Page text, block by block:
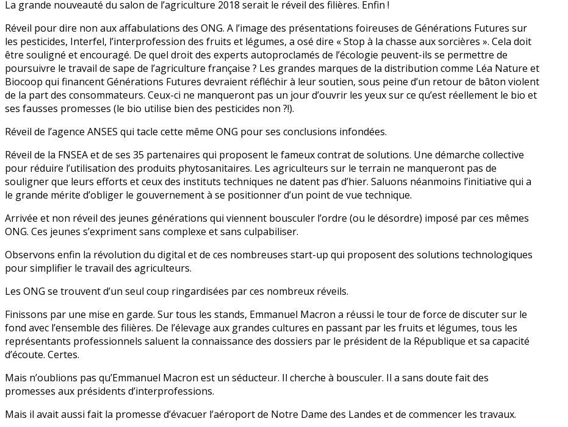
l’agriculture
2018 :
le
grand
réveil ?!
La grande nouveauté du salon de l’agriculture 2018 serait le réveil des filières. Enfin !
Réveil pour dire non aux affabulations des ONG. A l’image des présentations foireuses de Générations Futures sur
les pesticides, Interfel, l’interprofession des fruits et légumes, a osé dire « Stop à la chasse aux sorcières ». Cela doit
être souligné et encouragé. De quel droit des experts autoproclamés de l’écologie peuvent-ils se permettre de
poursuivre le travail de sape de l’agriculture française ? Les grandes marques de la distribution comme Léa Nature et
Biocoop qui financent Générations Futures devraient réfléchir à leur soutien, sous peine d’un retour de bâton violent
de la part des consommateurs. Ceux-ci ne manqueront pas un jour d’ouvrir les yeux sur ce qu’est réellement le bio et
ses fausses promesses (le bio utilise bien des pesticides non ?!).
Réveil de l’agence ANSES qui tacle cette même ONG pour ses conclusions infondées.
Réveil de la FNSEA et de ses 35 partenaires qui proposent le fameux contrat de solutions. Une démarche collective
pour réduire l’utilisation des produits phytosanitaires. Les agriculteurs sur le terrain ne manqueront pas de
souligner que leurs efforts et ceux des instituts techniques ne datent pas d’hier. Saluons néanmoins l’initiative qui a
le grande mérite d’obliger le gouvernement à se positionner d’un point de vue technique.
Arrivée et non réveil des jeunes générations qui viennent bousculer l’ordre (ou le désordre) imposé par ces mêmes
ONG. Ces jeunes s’expriment sans complexe et sans culpabiliser.
Observons enfin la révolution du digital et de ces nombreuses start-up qui proposent des solutions technologiques
pour simplifier le travail des agriculteurs.
Les ONG se trouvent d’un seul coup ringardisées par ces nombreux réveils.
Finissons par une mise en garde. Sur tous les stands, Emmanuel Macron a réussi le tour de force de discuter sur le
fond avec l’ensemble des filières. De l’élevage aux grandes cultures en passant par les fruits et légumes, tous les
représentants professionnels saluent la connaissance des dossiers par le président de la République et sa capacité
d’écoute. Certes.
Mais n’oublions pas qu’Emmanuel Macron est un séducteur. Il cherche à bousculer. Il a sans doute fait des
promesses aux présidents d’interprofessions.
Mais il avait aussi fait la promesse d’évacuer l’aéroport de Notre Dame des Landes et de commencer les travaux.